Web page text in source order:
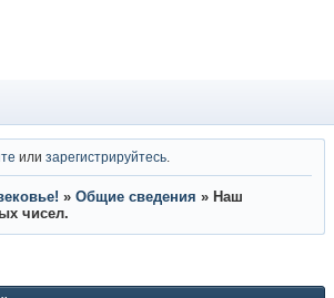
илизарегистрируйтесь
» Общие сведения » Наш
чисел.